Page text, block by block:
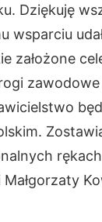
Dziękuję
wsparciu
założone